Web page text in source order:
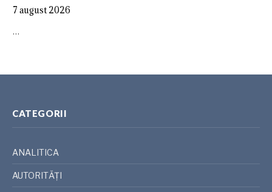
7 august 2026
…
CATEGORII
ANALITICA
AUTORITĂȚI